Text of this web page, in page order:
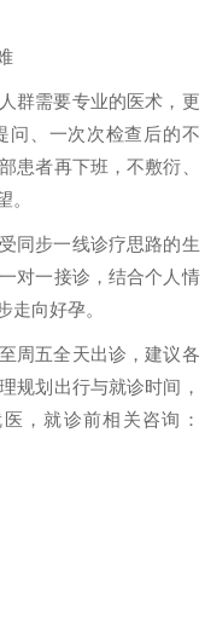
群需要专业的医术，更
问、一次次检查后的不
患者再下班，不敷衍、
。
同步一线诊疗思路的生
对一接诊，结合个人情
走向好孕。
周五全天出诊，建议各
规划出行与就诊时间，
，就诊前相关咨询：